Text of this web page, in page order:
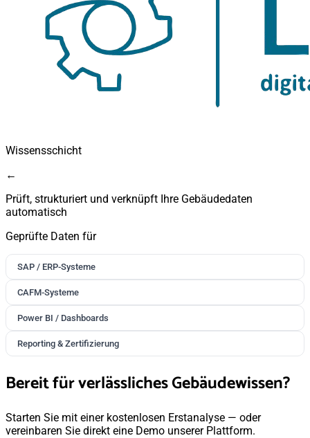
Wissensschicht
←
Prüft, strukturiert und verknüpft Ihre Gebäudedaten
automatisch
Geprüfte Daten für
SAP / ERP-Systeme
CAFM-Systeme
Power BI / Dashboards
Reporting & Zertifizierung
Bereit für verlässliches Gebäudewissen?
Starten Sie mit einer kostenlosen Erstanalyse — oder
vereinbaren Sie direkt eine Demo unserer Plattform.